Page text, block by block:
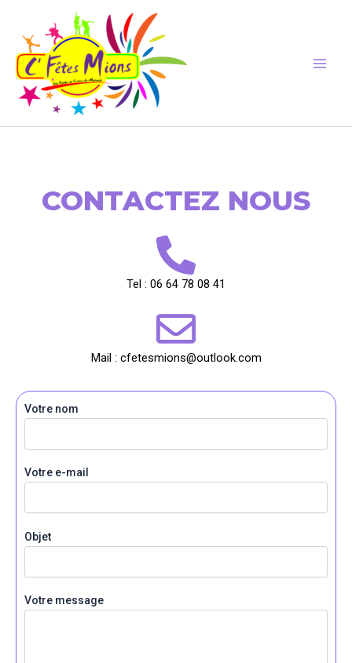
contenu
CONTACTEZ NOUS
Tel : 06 64 78 08 41
Mail : cfetesmions@outlook.com
Votre nom
Votre e-mail
Objet
Votre message